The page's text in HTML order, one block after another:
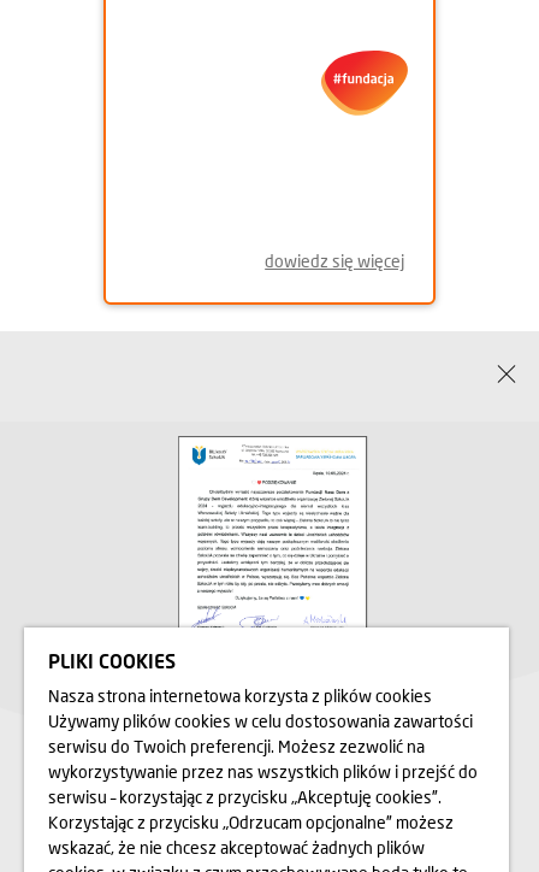
dowiedz się więcej
ZIELONA SZKOUA
Warszawska Szkoła Ukraińska (SzkoUA) to innowacyjna
placówka edukacyjna, która powstała w kwietniu
PLIKI COOKIES
Nasza strona internetowa korzysta z plików cookies
Używamy plików cookies w celu dostosowania zawartości
serwisu do Twoich preferencji. Możesz zezwolić na
wykorzystywanie przez nas wszystkich plików i przejść do
serwisu – korzystając z przycisku „Akceptuję cookies”.
Korzystając z przycisku „Odrzucam opcjonalne” możesz
wskazać, że nie chcesz akceptować żadnych plików